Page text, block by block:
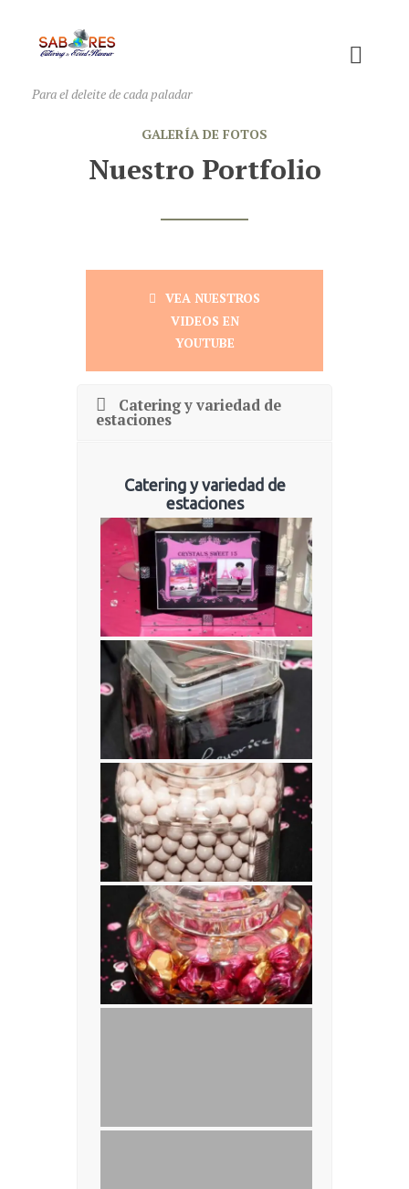
Para el deleite de cada paladar
GALERÍA DE FOTOS
Nuestro Portfolio
VEA NUESTROS
VIDEOS EN
YOUTUBE
Catering y variedad de
estaciones
Catering y variedad de
estaciones